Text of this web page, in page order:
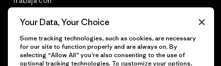
Your Data, Your Choice
Some tracking technologies, such as cookies, are necessary
for our site to function properly and are always on. By
selecting “Allow All” you’re also consenting to the use of
optional tracking technologies. To customize your options,